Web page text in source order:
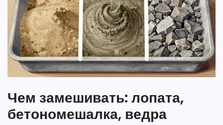
Чем замешивать: лопата,
бетономешалка, ведра